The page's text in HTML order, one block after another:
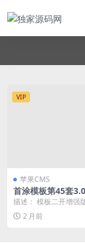
VIP
苹果CMS
首涂模板第45套
影主题多语言版自
描述： 模板二开增强
据用户反馈的问题，修
能，若发现问题可以群
2 月前